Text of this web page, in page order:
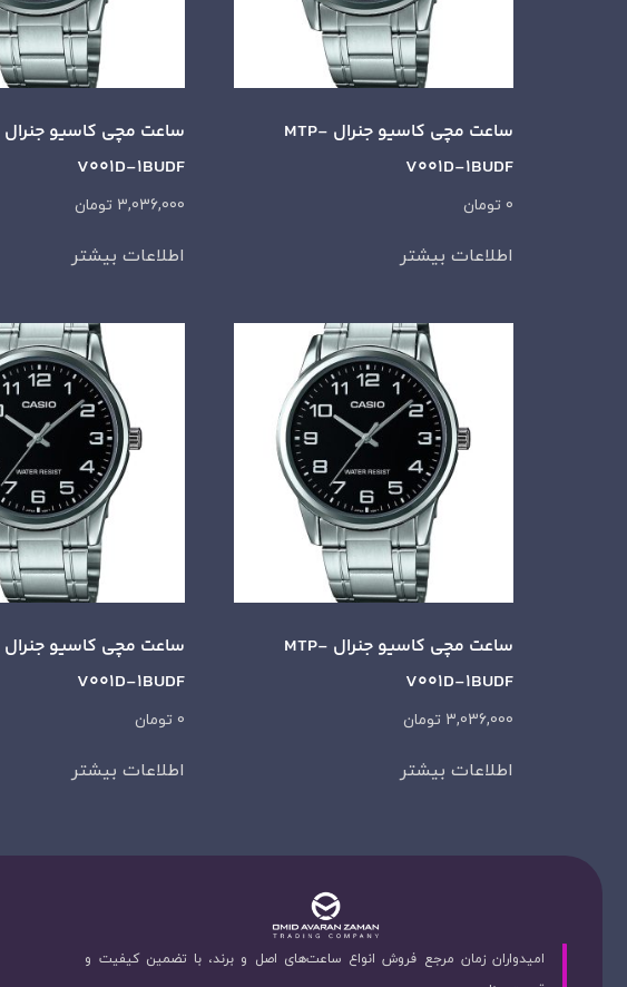
ساعت مچی کاسیو جنرال MTP-
V001D-1BUDF
0 تومان
اطلاعات بیشتر
V001D-1BUDF
3,036,000 تومان
اطلاعات بیشتر
ساعت مچی کاسیو جنرال MTP-
V001D-1BUDF
3,036,000 تومان
اطلاعات بیشتر
V001D-1BUDF
0 تومان
اطلاعات بیشتر
امیدواران زمان مرجع فروش انواع ساعت‌های اصل و برند، با تضمین کیفیت و